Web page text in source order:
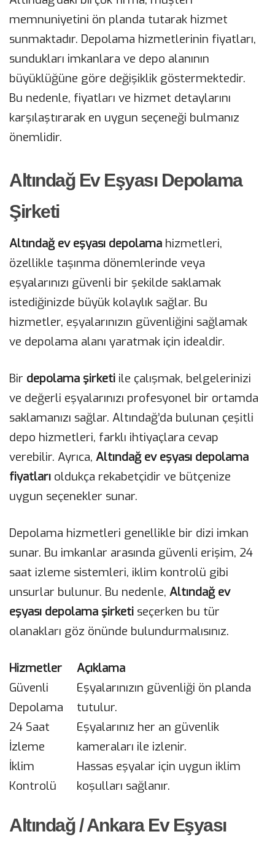
memnuniyetini ön planda tutarak hizmet
sunmaktadır. Depolama hizmetlerinin fiyatları,
sundukları imkanlara ve depo alanının
büyüklüğüne göre değişiklik göstermektedir.
Bu nedenle, fiyatları ve hizmet detaylarını
karşılaştırarak en uygun seçeneği bulmanız
önemlidir.
Altındağ Ev Eşyası Depolama
Şirketi
Altındağ ev eşyası depolama hizmetleri,
özellikle taşınma dönemlerinde veya
eşyalarınızı güvenli bir şekilde saklamak
istediğinizde büyük kolaylık sağlar. Bu
hizmetler, eşyalarınızın güvenliğini sağlamak
ve depolama alanı yaratmak için idealdir.
Bir depolama şirketi ile çalışmak, belgelerinizi
ve değerli eşyalarınızı profesyonel bir ortamda
saklamanızı sağlar. Altındağ’da bulunan çeşitli
depo hizmetleri, farklı ihtiyaçlara cevap
verebilir. Ayrıca, Altındağ ev eşyası depolama
fiyatları oldukça rekabetçidir ve bütçenize
uygun seçenekler sunar.
Depolama hizmetleri genellikle bir dizi imkan
sunar. Bu imkanlar arasında güvenli erişim, 24
saat izleme sistemleri, iklim kontrolü gibi
unsurlar bulunur. Bu nedenle, Altındağ ev
eşyası depolama şirketi seçerken bu tür
olanakları göz önünde bulundurmalısınız.
Hizmetler
Açıklama
Güvenli
Depolama
Eşyalarınızın güvenliği ön planda
tutulur.
24 Saat
İzleme
Eşyalarınız her an güvenlik
kameraları ile izlenir.
İklim
Kontrolü
Hassas eşyalar için uygun iklim
koşulları sağlanır.
Altındağ / Ankara Ev Eşyası